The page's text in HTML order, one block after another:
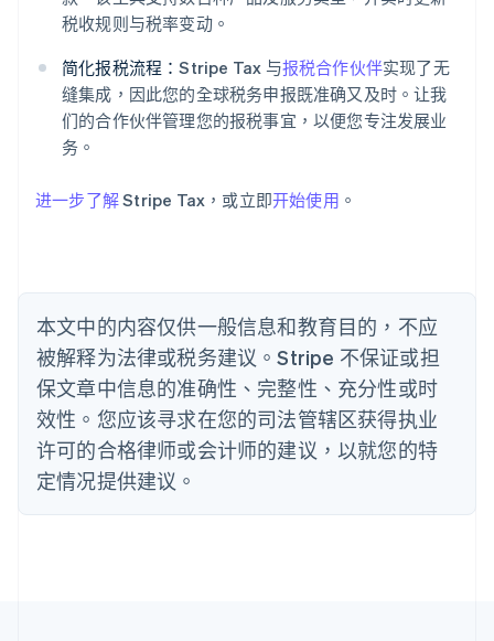
税收规则与税率变动。
简化报税流程：Stripe Tax 与报税合作伙伴实现了无
缝集成，因此您的全球税务申报既准确又及时。让我
们的合作伙伴管理您的报税事宜，以便您专注发展业
务。
进一步了解Stripe Tax，或立即开始使用 。
本文中的内容仅供一般信息和教育目的，不应
被解释为法律或税务建议。Stripe 不保证或担
保文章中信息的准确性、完整性、充分性或时
效性。您应该寻求在您的司法管辖区获得执业
许可的合格律师或会计师的建议，以就您的特
定情况提供建议。
English
English
奥地利
Deutsch English
澳大利亚
English
PortuguêsEnglish
English
丹麦
English
德国
DeutschEnglish
法国
FrançaisEnglish
芬兰
EnglishSvenska